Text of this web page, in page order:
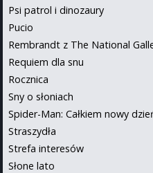
Psi patrol i dinozaury
Pucio
Rembrandt z The National
Requiem dla snu
Rocznica
Sny o słoniach
Spider-Man: Całkiem nowy
Straszydła
Strefa interesów
Słone lato